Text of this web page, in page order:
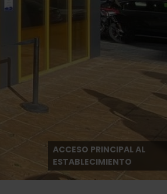
ACCESO PRINCIPAL AL
ESTABLECIMIENTO